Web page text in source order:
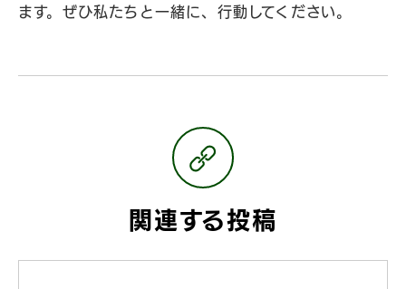
ます。ぜひ私たちと一緒に、行動してください。
関連する投稿